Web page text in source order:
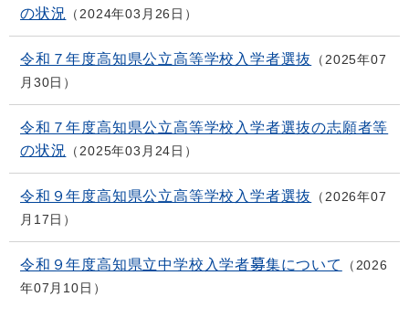
の状況
2024年03月26日
令和７年度高知県公立高等学校入学者選抜
2025年07
月30日
令和７年度高知県公立高等学校入学者選抜の志願者等
の状況
2025年03月24日
令和９年度高知県公立高等学校入学者選抜
2026年07
月17日
令和９年度高知県立中学校入学者募集について
2026
年07月10日